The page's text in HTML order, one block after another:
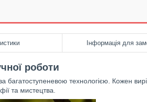
Інформація для
роботи
багатоступеневою технологією. Кожен
та мистецтва.